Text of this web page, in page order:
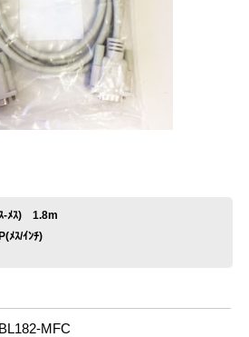
-ﾒｽ) 1.8m
ﾒｽ/ｲﾝﾁ)
MFC